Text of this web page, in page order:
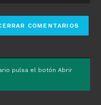
pulsa el botón Abrir